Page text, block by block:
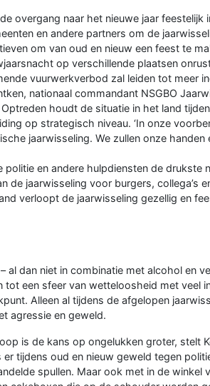
overgang naar het nieuwe jaar
en andere partners om de
om van oud en nieuw een feest te
op verschillende plaatsen
vuurwerkverbod zal leiden tot meer
nationaal commandant NSGBO
houdt de situatie in het land
op strategisch niveau. ‘In onze
jaarwisseling. We zullen onze handen
politie en andere hulpdiensten de drukste
de jaarwisseling voor burgers, collega’s
verloopt de jaarwisseling gezellig en
al dan niet in combinatie met alcohol en
tot een sfeer van wetteloosheid met veel
Alleen al tijdens de afgelopen
agressie en geweld.
is de kans op ongelukken groter, stelt
er tijdens oud en nieuw geweld tegen
spullen. Maar ook met in de winkel